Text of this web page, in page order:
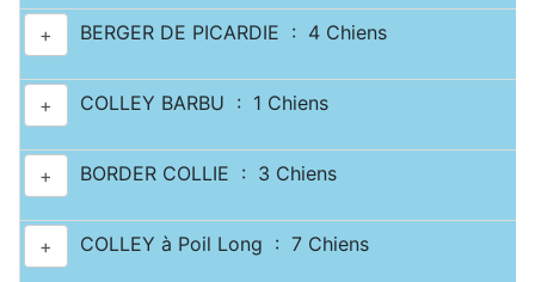
+ BERGER DE PICARDIE : 4 Chiens
+ COLLEY BARBU : 1 Chiens
+ BORDER COLLIE : 3 Chiens
+ COLLEY à Poil Long : 7 Chiens